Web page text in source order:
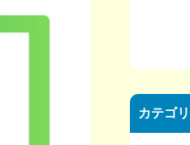
カテゴリ